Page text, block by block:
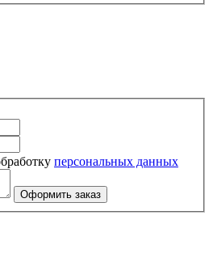
персональных данных
Оформить заказ